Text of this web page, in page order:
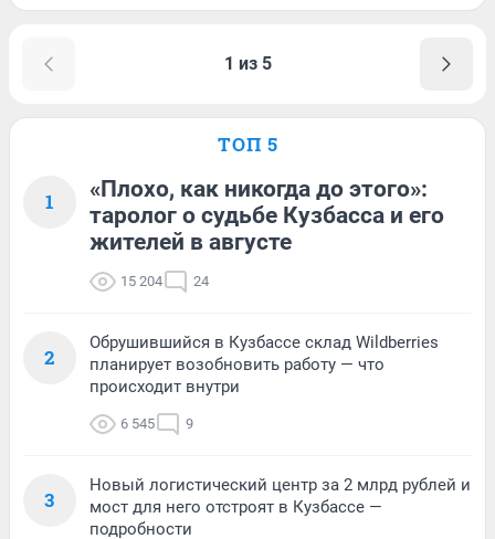
1 из 5
ТОП 5
1
«Плохо, как никогда до этого»:
таролог о судьбе Кузбасса и его
жителей в августе
15 204 24
2
Обрушившийся в Кузбассе склад Wildberries
планирует возобновить работу — что
происходит внутри
6 545 9
3
Новый логистический центр за 2 млрд рублей и
мост для него отстроят в Кузбассе —
подробности